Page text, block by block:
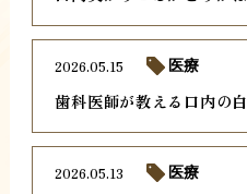
歯科医師が教える口内の
2026.05.15 医療
2026.05.13 医療